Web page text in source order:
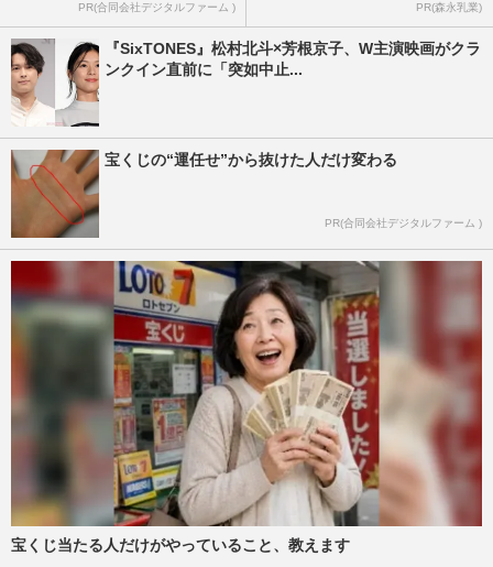
PR(合同会社デジタルファーム ) PR(森永乳業)
『SixTONES』松村北斗×芳根京子、W主演映画がクラ
ンクイン直前に「突如中止...
宝くじの“運任せ”から抜けた人だけ変わる
PR(合同会社デジタルファーム )
宝くじ当たる人だけがやっていること、教えます